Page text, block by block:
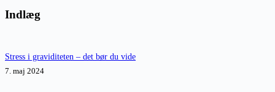
resultater
Indlæg
Stress i graviditeten – det bør du vide
7. maj 2024